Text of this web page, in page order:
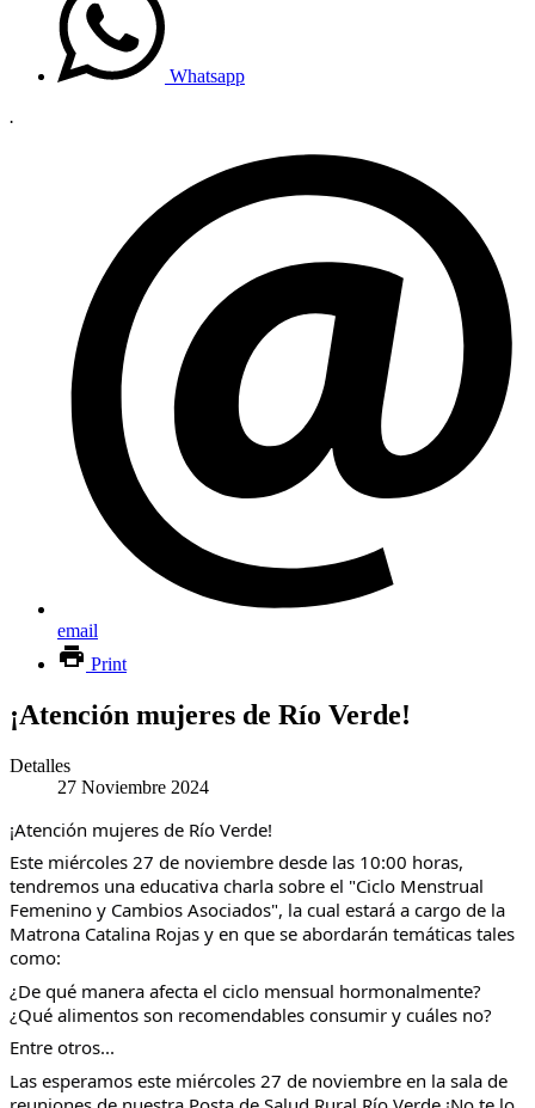
Whatsapp
.
email
Print
¡Atención mujeres de Río Verde!
Detalles
27 Noviembre 2024
¡Atención mujeres de Río Verde!
Este miércoles 27 de noviembre desde las 10:00 horas,
tendremos una educativa charla sobre el "Ciclo Menstrual
Femenino y Cambios Asociados", la cual estará a cargo de la
Matrona Catalina Rojas y en que se abordarán temáticas tales
como:
¿De qué manera afecta el ciclo mensual hormonalmente?
¿Qué alimentos son recomendables consumir y cuáles no?
Entre otros...
Las esperamos este miércoles 27 de noviembre en la sala de